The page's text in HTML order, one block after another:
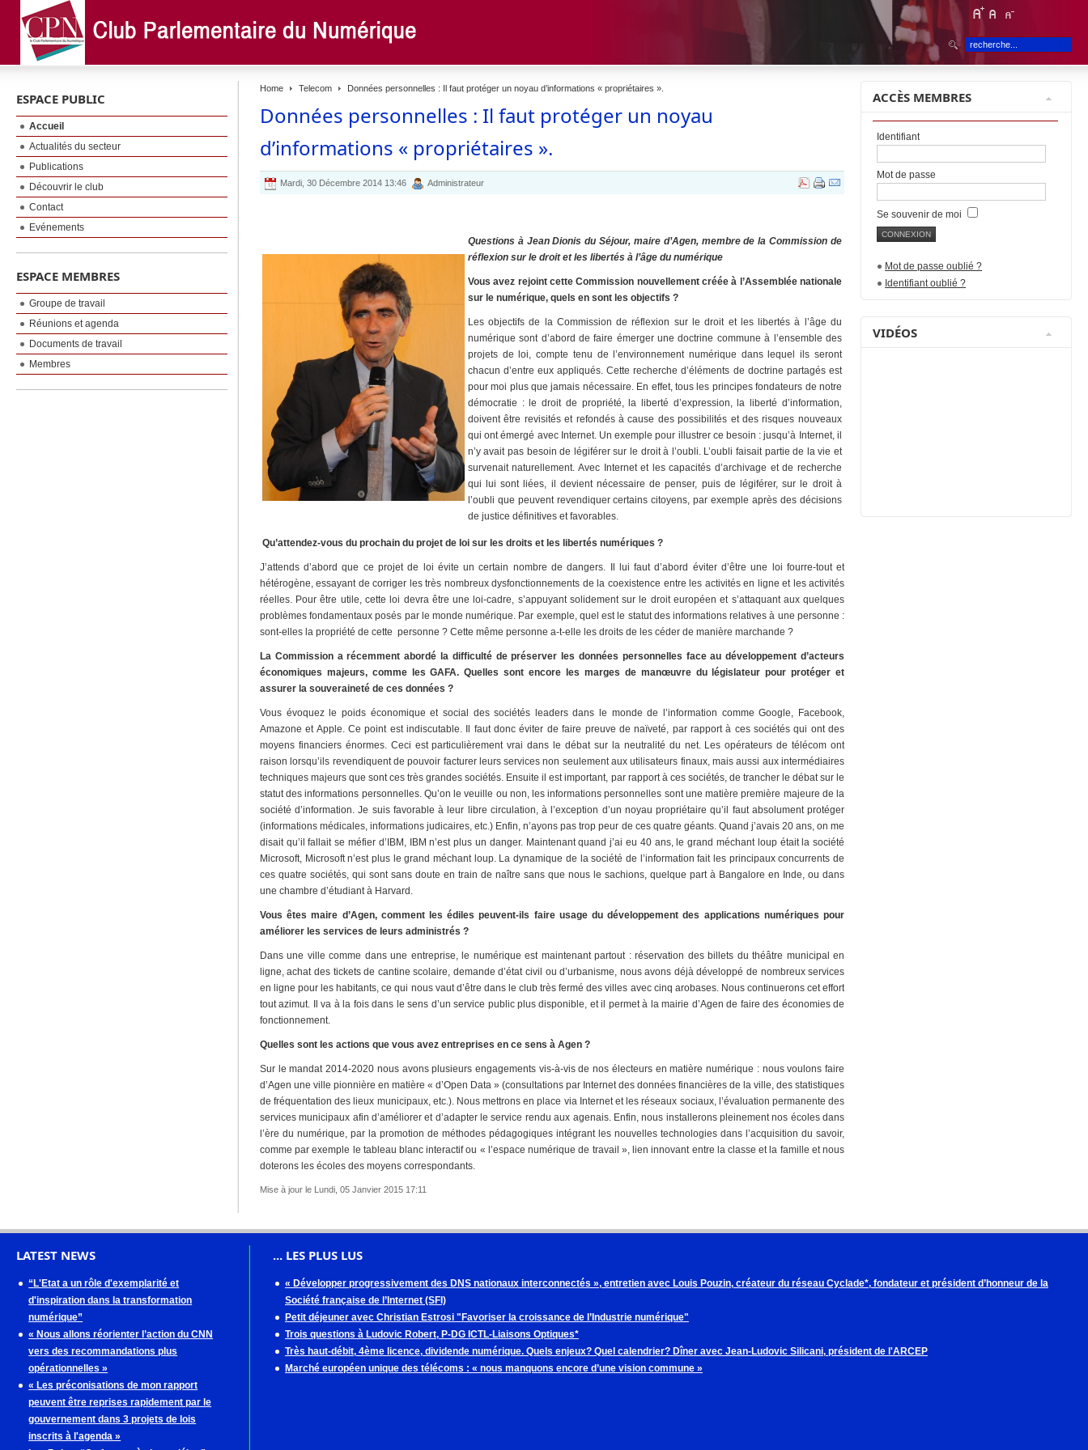
Home Telecom Données personnelles : Il faut protéger un noyau d’informations « propriétaires ».
Données personnelles : Il faut protéger un noyau
d’informations « propriétaires ».
Mardi, 30 Décembre 2014 13:46 Administrateur
Questions à Jean Dionis du Séjour, maire d’Agen, membre de la Commission de
réflexion sur le droit et les libertés à l’âge du numérique
Vous avez rejoint cette Commission nouvellement créée à l’Assemblée nationale
sur le numérique, quels en sont les objectifs ?
Les objectifs de la Commission de réflexion sur le droit et les libertés à l’âge du
numérique sont d’abord de faire émerger une doctrine commune à l’ensemble des
projets de loi, compte tenu de l’environnement numérique dans lequel ils seront
chacun d’entre eux appliqués. Cette recherche d’éléments de doctrine partagés est
pour moi plus que jamais nécessaire. En effet, tous les principes fondateurs de notre
démocratie : le droit de propriété, la liberté d’expression, la liberté d’information,
doivent être revisités et refondés à cause des possibilités et des risques nouveaux
qui ont émergé avec Internet. Un exemple pour illustrer ce besoin : jusqu’à Internet, il
n’y avait pas besoin de légiférer sur le droit à l’oubli. L’oubli faisait partie de la vie et
survenait naturellement. Avec Internet et les capacités d’archivage et de recherche
qui lui sont liées, il devient nécessaire de penser, puis de légiférer, sur le droit à
l’oubli que peuvent revendiquer certains citoyens, par exemple après des décisions
de justice définitives et favorables.
Qu’attendez-vous du prochain du projet de loi sur les droits et les libertés numériques ?
J’attends d’abord que ce projet de loi évite un certain nombre de dangers. Il lui faut d’abord éviter d’être une loi fourre-tout et
hétérogène, essayant de corriger les très nombreux dysfonctionnements de la coexistence entre les activités en ligne et les activités
réelles. Pour être utile, cette loi devra être une loi-cadre, s’appuyant solidement sur le droit européen et s’attaquant aux quelques
problèmes fondamentaux posés par le monde numérique. Par exemple, quel est le statut des informations relatives à une personne :
sont-elles la propriété de cette personne ? Cette même personne a-t-elle les droits de les céder de manière marchande ?
La Commission a récemment abordé la difficulté de préserver les données personnelles face au développement d’acteurs
économiques majeurs, comme les GAFA. Quelles sont encore les marges de manœuvre du législateur pour protéger et
assurer la souveraineté de ces données ?
Vous évoquez le poids économique et social des sociétés leaders dans le monde de l’information comme Google, Facebook,
Amazone et Apple. Ce point est indiscutable. Il faut donc éviter de faire preuve de naïveté, par rapport à ces sociétés qui ont des
moyens financiers énormes. Ceci est particulièrement vrai dans le débat sur la neutralité du net. Les opérateurs de télécom ont
raison lorsqu’ils revendiquent de pouvoir facturer leurs services non seulement aux utilisateurs finaux, mais aussi aux intermédiaires
techniques majeurs que sont ces très grandes sociétés. Ensuite il est important, par rapport à ces sociétés, de trancher le débat sur le
statut des informations personnelles. Qu’on le veuille ou non, les informations personnelles sont une matière première majeure de la
société d’information. Je suis favorable à leur libre circulation, à l’exception d’un noyau propriétaire qu’il faut absolument protéger
(informations médicales, informations judicaires, etc.) Enfin, n’ayons pas trop peur de ces quatre géants. Quand j’avais 20 ans, on me
disait qu’il fallait se méfier d’IBM, IBM n’est plus un danger. Maintenant quand j’ai eu 40 ans, le grand méchant loup était la société
Microsoft, Microsoft n’est plus le grand méchant loup. La dynamique de la société de l’information fait les principaux concurrents de
ces quatre sociétés, qui sont sans doute en train de naître sans que nous le sachions, quelque part à Bangalore en Inde, ou dans
une chambre d’étudiant à Harvard.
Vous êtes maire d’Agen, comment les édiles peuvent-ils faire usage du développement des applications numériques pour
améliorer les services de leurs administrés ?
Dans une ville comme dans une entreprise, le numérique est maintenant partout : réservation des billets du théâtre municipal en
ligne, achat des tickets de cantine scolaire, demande d’état civil ou d’urbanisme, nous avons déjà développé de nombreux services
en ligne pour les habitants, ce qui nous vaut d’être dans le club très fermé des villes avec cinq arobases. Nous continuerons cet effort
tout azimut. Il va à la fois dans le sens d’un service public plus disponible, et il permet à la mairie d’Agen de faire des économies de
fonctionnement.
Quelles sont les actions que vous avez entreprises en ce sens à Agen ?
Sur le mandat 2014-2020 nous avons plusieurs engagements vis-à-vis de nos électeurs en matière numérique : nous voulons faire
d’Agen une ville pionnière en matière « d’Open Data » (consultations par Internet des données financières de la ville, des statistiques
de fréquentation des lieux municipaux, etc.). Nous mettrons en place via Internet et les réseaux sociaux, l’évaluation permanente des
services municipaux afin d’améliorer et d’adapter le service rendu aux agenais. Enfin, nous installerons pleinement nos écoles dans
l’ère du numérique, par la promotion de méthodes pédagogiques intégrant les nouvelles technologies dans l’acquisition du savoir,
comme par exemple le tableau blanc interactif ou « l’espace numérique de travail », lien innovant entre la classe et la famille et nous
doterons les écoles des moyens correspondants.
Mise à jour le Lundi, 05 Janvier 2015 17:11
ESPACE PUBLIC
Accueil
Actualités du secteur
Publications
Découvrir le club
Contact
Evénements
ESPACE MEMBRES
Groupe de travail
Réunions et agenda
Documents de travail
Membres
ACCÈS MEMBRES
Identifiant
Mot de passe
Se souvenir de moi
Mot de passe oublié ?
Identifiant oublié ?
VIDÉOS
LATEST NEWS
“L'Etat a un rôle d'exemplarité et
d'inspiration dans la transformation
numérique”
« Nous allons réorienter l’action du CNN
vers des recommandations plus
opérationnelles »
« Les préconisations de mon rapport
peuvent être reprises rapidement par le
gouvernement dans 3 projets de lois
inscrits à l'agenda »
... LES PLUS LUS
« Développer progressivement des DNS nationaux interconnectés », entretien avec Louis Pouzin, créateur du réseau Cyclade*, fondateur et président d’honneur de la
Société française de l’Internet (SFI)
Petit déjeuner avec Christian Estrosi "Favoriser la croissance de l’Industrie numérique"
Trois questions à Ludovic Robert, P-DG ICTL-Liaisons Optiques*
Très haut-débit, 4ème licence, dividende numérique. Quels enjeux? Quel calendrier? Dîner avec Jean-Ludovic Silicani, président de l'ARCEP
Marché européen unique des télécoms : « nous manquons encore d’une vision commune »